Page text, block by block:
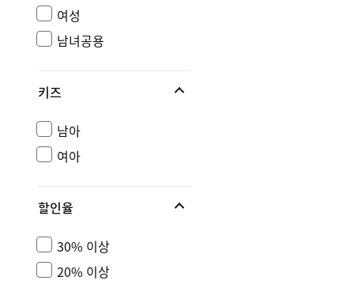
여성
남녀공용
키즈
남아
여아
할인율
30% 이상
20% 이상